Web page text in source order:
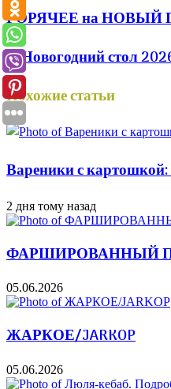
ГОРЯЧЕЕ на НОВЫЙ
🎄Новогодний стол
Похожие статьи
Вареники с
2 дня тому назад
ФАРШИРОВАННЫЙ
05.06.2026
ЖАРКОЕ/JARKOP
05.06.2026